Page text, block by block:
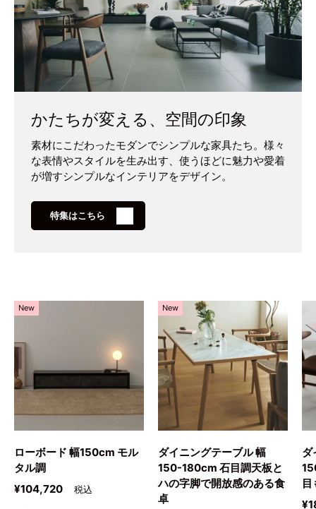
かたちが変える、空間の印象
素材にこだわったモダンでシンプルな家具たち。様々
な表情やスタイルを生み出す、使うほどに魅力や愛着
が増すシンプルなインテリアをデザイン。
特集はこちら
New
ローボード 幅150cm モル
タル調
定価
¥104,720
New
ダイニングテーブル 幅
150-180cm 石目調天板と
ハの字脚で開放感のある食
卓
ダ
目
定